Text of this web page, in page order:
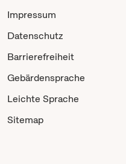
Impressum
Datenschutz
Barrierefreiheit
Gebärdensprache
Leichte Sprache
Sitemap